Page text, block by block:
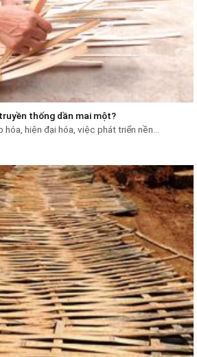
thống dần mai một?
hiện đại hóa, việc phát triển nền...